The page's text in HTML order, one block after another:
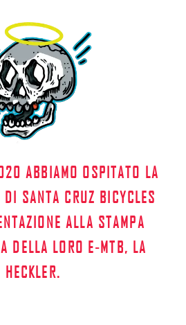
ABBIAMO OSPITATO LA
DI SANTA CRUZ BICYCLES
ALLA STAMPA
DELLA LORO E-MTB, LA
HECKLER.